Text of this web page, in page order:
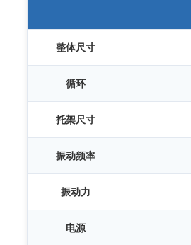
整体尺寸
循环
托架尺寸
振动频率
振动力
电源